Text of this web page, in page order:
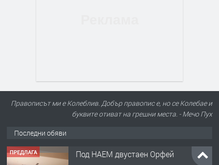
Правописът ми е Колеблив. Добър правопис е, но се Колебае и
буквите отиват на грешни места. - Мечо Пух
Последни обяви
ПРЕДЛАГА
Нов апартамент на ул. Липа до